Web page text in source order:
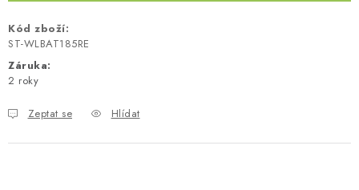
Kód zboží:
ST-WLBAT185RE
Záruka:
2 roky
Zeptat se Hlídat